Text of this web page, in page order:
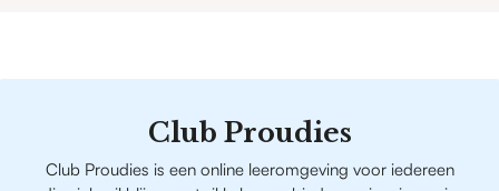
Club Proudies
Club Proudies is een online leeromgeving voor iedereen